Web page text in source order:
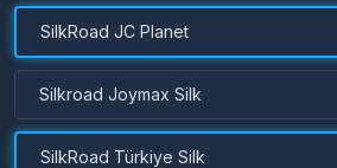
SilkRoad JC Planet
Silkroad Joymax Silk
SilkRoad Türkiye Silk